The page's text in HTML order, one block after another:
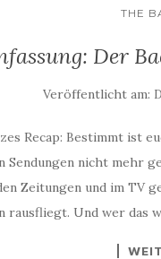
THE
Der
Veröffentlicht am:
Recap: Bestimmt ist
Sendungen nicht mehr
Zeitungen und im TV
rausfliegt. Und wer das